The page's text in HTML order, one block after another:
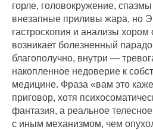
горле, головокружение,
внезапные приливы жара, но
гастроскопия и анализы
возникает болезненный
благополучно, внутри —
накопленное недоверие к
медицине. Фраза «вам это
приговор, хотя
фантазия, а реальное
с иным механизмом, чем